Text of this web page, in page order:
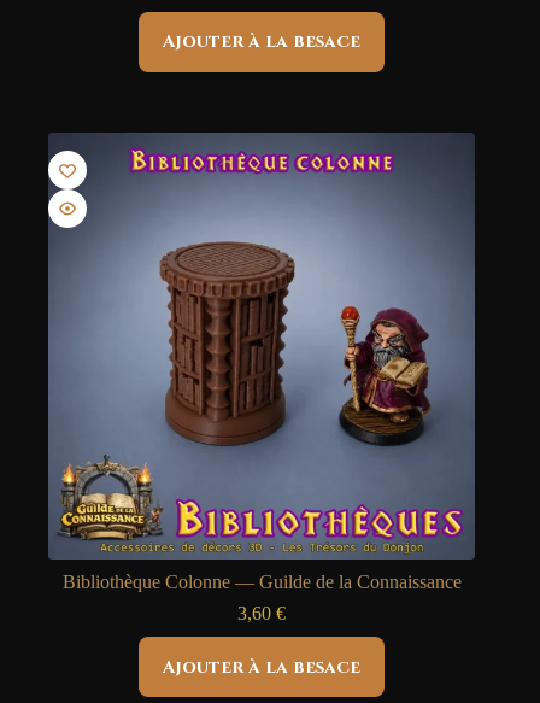
Ajouter à la besace
Bibliothèque Colonne — Guilde de la Connaissance
3,60€
Ajouter à la besace